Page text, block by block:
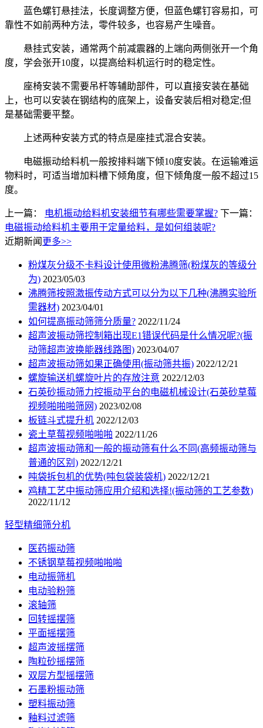
蓝色螺钉悬挂法，长度调整方便，但蓝色螺钉容易扣，可
靠性不如前两种方法，零件较多，也容易产生噪音。
悬挂式安装，通常两个前减震器的上端向两侧张开一个角
度，学会张开10度，以提高给料机运行时的稳定性。
座椅安装不需要吊杆等辅助部件，可以直接安装在基础
上，也可以安装在钢结构的底架上，设备安装后相对稳定;但
是基础需要平整。
上述两种安装方式的特点是座挂式混合安装。
电磁振动给料机一般按排料端下倾10度安装。在运输难运
物料时，可适当增加料槽下倾角度，但下倾角度一般不超过15
度。
上一篇： 电机振动给料机安装细节有哪些需要掌握? 下一篇：
电磁振动给料机主要用于定量给料，是如何组装呢?
近期新闻 更多>>
粉煤灰分级不卡料设计使用微粉沸腾筛(粉煤灰的等级分
为) 2023/05/03
沸腾筛按照激振传动方式可以分为以下几种(沸腾实验所
需器材) 2023/04/01
如何提高振动筛筛分质量? 2022/11/24
超声波振动筛控制箱出现E1错误代码是什么情况呢?(振
动筛超声波换能器线路图) 2023/04/07
超声波振动筛如果正确使用(振动筛共振) 2022/12/21
螺旋输送机螺旋叶片的存放注意 2022/12/03
石英砂振动筛力控振动平台的电磁机械设计(石英砂草莓
视频啪啪啪筛网) 2023/02/08
板链斗式提升机 2022/12/03
瓷土草莓视频啪啪啪 2022/11/26
超声波振动筛和一般的振动筛有什么不同(高频振动筛与
普通的区别) 2022/12/21
吨袋拆包机的优势(吨包袋装袋机) 2022/12/21
鸡精工艺中振动筛应用介绍和选择!(振动筛的工艺参数)
2022/11/12
轻型精细筛分机
医药振动筛
不锈钢草莓视频啪啪啪
电动振筛机
电动验粉筛
滚轴筛
回转摇摆筛
平面摇摆筛
超声波摇摆筛
陶粒砂摇摆筛
双层方型摇摆筛
石墨粉振动筛
塑料振动筛
釉料过滤筛